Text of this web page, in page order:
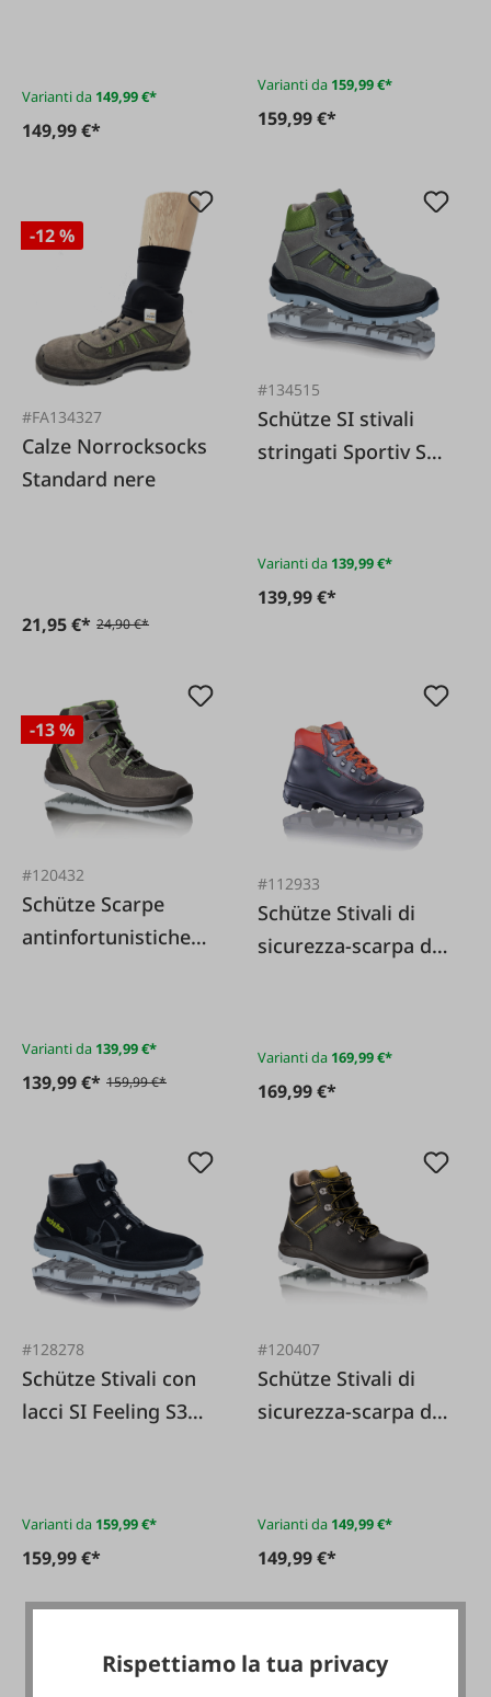
protettivo
Varianti da 149,99 €*
149,99 €*
Varianti da 159,99 €*
159,99 €*
-12 %
#FA134327
Calze Norrocksocks
Standard nere
21,95 €* 24,90 €*
#134515
Schütze SI stivali
stringati Sportiv S3
Varianti da 139,99 €*
139,99 €*
-13 %
#120432
Schütze Scarpe
antinfortunistiche
Varianti da 139,99 €*
139,99 €* 159,99 €*
#112933
Schütze Stivali di
sicurezza-scarpa da
Varianti da 169,99 €*
169,99 €*
#128278
Schütze Stivali con
lacci SI Feeling S3
Varianti da 159,99 €*
159,99 €*
#120407
Schütze Stivali di
sicurezza-scarpa da
Varianti da 149,99 €*
149,99 €*
Rispettiamo la tua privacy